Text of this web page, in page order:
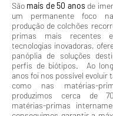
São mais de 50 anos de
um permanente foco
produção de colchões
primas mais recentes e
tecnologias inovadoras,
panóplia de soluções
perfis de biótipos. Ao
anos foi nos possível evoluir
como nas matérias-
produzimos cerca de
matérias-primas